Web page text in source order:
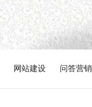
网站建设 问答营销